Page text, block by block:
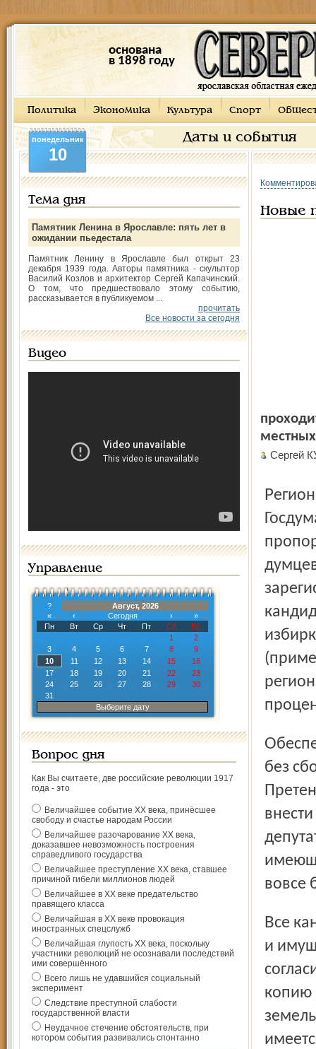
основана
в 1898 году
Политика Экономика Культура Спорт
Даты и события
понедельник
10
Тема дня
Памятник Ленина в Ярославле: пять лет в
ожидании пьедестала
Памятник Ленину в Ярославле был открыт 23
декабря 1939 года. Авторы памятника - скульптор
Василий Козлов и архитектор Сергей Капачинский.
О том, что предшествовало этому событию,
рассказывается в публикуемом ...
прочитать
Все новости за сегодня
Видео
Управление
?
Август, 2026
«
‹ Сегодня ›
»
Пн
Вт Ср Чт Пт Сб
Вс
1
2
3
4 5 6 7 8
9
10
11 12 13 14 15
16
17
18 19 20 21 22
23
24
25 26 27 28 29
30
31
Выберите дату
Вопрос дня
Как Вы считаете, две российские революции 1917
года - это
Величайшее событие ХХ века, принёсшее
свободу и счастье народам России
Величайшее разочарование ХХ века,
доказавшее невозможность построения
справедливого государства
Величайшее преступление ХХ века, ставшее
причиной гибели миллионов людей
Величайшее в ХХ веке предательство
правящего класса
Величайшая в ХХ веке провокация
иностранных спецслужб
Величайшая глупость ХХ века, поскольку
участники революций не осознавали последствий
ими совершённого
Всего лишь не удавшийся социальный
эксперимент
Следствие преступной слабости
государственной власти
Неудачное стечение обстоятельств, при
котором события развивались спонтанно
Новые
Сергей
Региональный парламент отныне будет выбираться как
Обеспеченным кандидатам, впрочем, можно обойтись и
без
вовсе
Все кандидаты будут обязаны подать сведения о доходах
и
копию